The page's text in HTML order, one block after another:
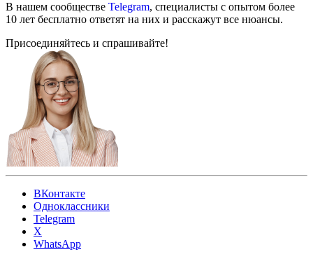
В нашем сообществе Telegram, специалисты с опытом более
10 лет бесплатно ответят на них и расскажут все нюансы.
Присоединяйтесь и спрашивайте!
ВКонтакте
Одноклассники
Telegram
X
WhatsApp